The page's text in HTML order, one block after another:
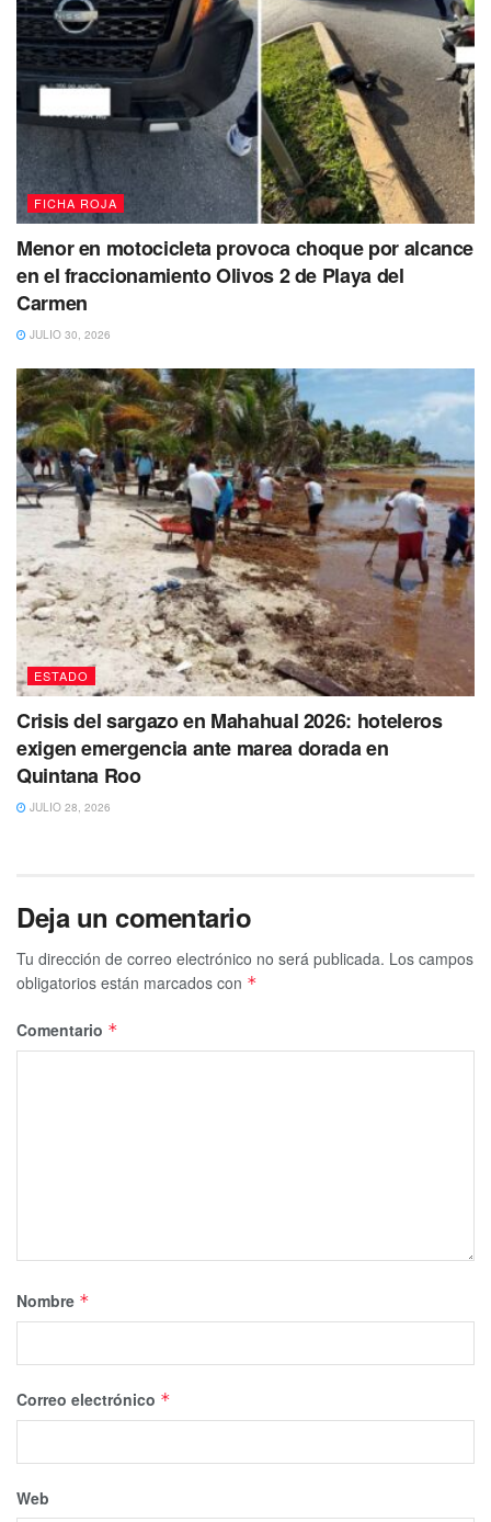
FICHA ROJA
Menor en motocicleta provoca choque por alcance
en el fraccionamiento Olivos 2 de Playa del
Carmen
JULIO 30, 2026
ESTADO
Crisis del sargazo en Mahahual 2026: hoteleros
exigen emergencia ante marea dorada en
Quintana Roo
JULIO 28, 2026
Deja un comentario
Tu dirección de correo electrónico no será publicada. Los campos
obligatorios están marcados con *
Comentario *
Nombre *
Correo electrónico *
Web